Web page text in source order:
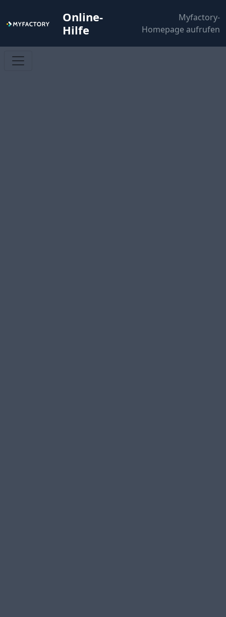
Online-
Hilfe
Myfactory-
Homepage aufrufen